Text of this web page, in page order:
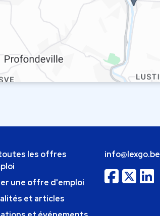
les offres
une offre d'emploi
et articles
info@lexgo.be